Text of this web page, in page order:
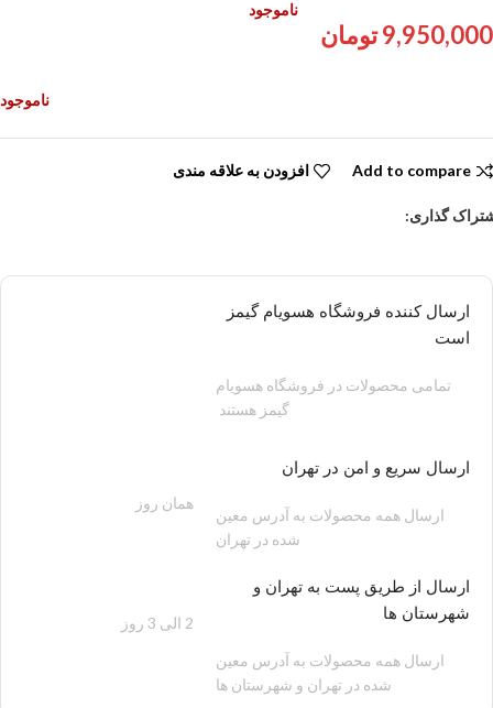
9,950,000تومان
ناموجود
ناموجود
Add to compare افزودن به علاقه مندی
گذاری:
ارسال کننده فروشگاه هسویام گیمز
است
تمامی محصولات در فروشگاه هسویام
گیمز هستند
ارسال سریع و امن در تهران
ارسال همه محصولات به آدرس معین
شده در تهران
همان روز
ارسال از طریق پست به تهران و
شهرستان ها
ارسال همه محصولات به آدرس معین
شده در تهران و شهرستان ها
2 الی 3 روز